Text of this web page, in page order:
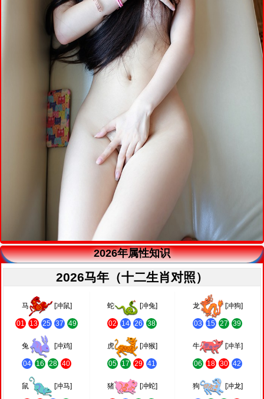
2026年属性知识
2026马年（十二生肖对照）
马 [冲鼠]
01 13 25 37 49
蛇 [冲兔]
02 14 26 38
龙 [冲狗]
03 15 27 39
兔 [冲鸡]
04 16 28 40
虎 [冲猴]
05 17 29 41
牛 [冲羊]
06 18 30 42
鼠 [冲马] 猪 [冲蛇] 狗 [冲龙]